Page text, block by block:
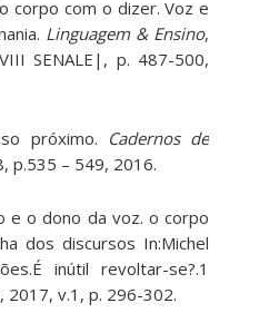
corpo com o dizer. Voz e
Linguagem & Ensino,
SENALE|, p. 487-500,
próximo. Cadernos de
p.535 – 549, 2016.
e o dono da voz. o corpo
dos discursos In:Michel
inútil revoltar-se?.1
2017, v.1, p. 296-302.